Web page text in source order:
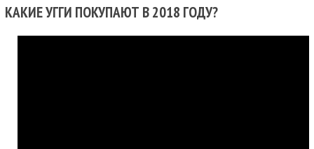
КАКИЕ УГГИ ПОКУПАЮТ В 2018 ГОДУ?